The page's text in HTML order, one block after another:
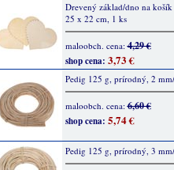
Drevený základ/dno na košík
25 x 22 cm, 1 ks
maloobch. cena:4,29 €
shop cena: 3,73 €
Pedig 125 g, prírodný, 2
maloobch. cena:6,60 €
shop cena: 5,74 €
Pedig 125 g, prírodný, 3